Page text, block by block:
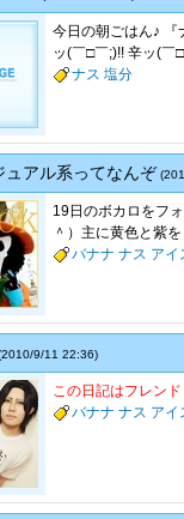
今日の朝ごはん♪
ッ(￣□￣;)!! 辛ッ(￣
ナス 塩分
ュアル系ってなんぞ
19日のボカロをフ
＾）主に黄色と紫
バナナ ナス アイ
9/11 22:36)
この日記はフレン
バナナ ナス アイ